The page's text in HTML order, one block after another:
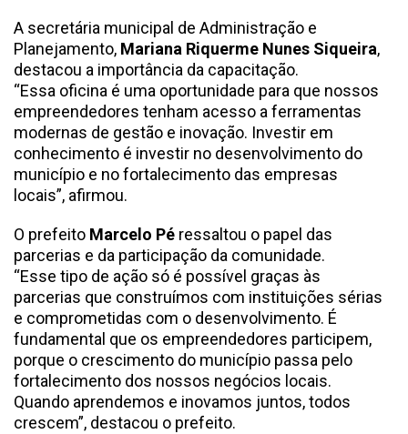
A secretária municipal de Administração e
Planejamento, Mariana Riquerme Nunes Siqueira,
destacou a importância da capacitação.
“Essa oficina é uma oportunidade para que nossos
empreendedores tenham acesso a ferramentas
modernas de gestão e inovação. Investir em
conhecimento é investir no desenvolvimento do
município e no fortalecimento das empresas
locais”, afirmou.
O prefeito Marcelo Pé ressaltou o papel das
parcerias e da participação da comunidade.
“Esse tipo de ação só é possível graças às
parcerias que construímos com instituições sérias
e comprometidas com o desenvolvimento. É
fundamental que os empreendedores participem,
porque o crescimento do município passa pelo
fortalecimento dos nossos negócios locais.
Quando aprendemos e inovamos juntos, todos
crescem”, destacou o prefeito.